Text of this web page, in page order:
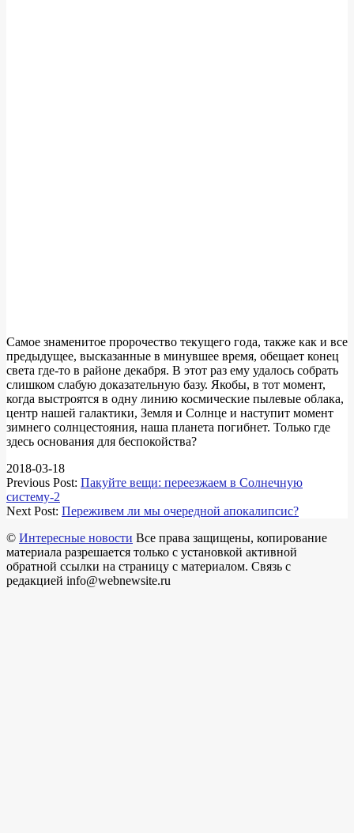
Самое знаменитое пророчество текущего года, также как и все
предыдущее, высказанные в минувшее время, обещает конец
света где-то в районе декабря. В этот раз ему удалось собрать
слишком слабую доказательную базу. Якобы, в тот момент,
когда выстроятся в одну линию космические пылевые облака,
центр нашей галактики, Земля и Солнце и наступит момент
зимнего солнцестояния, наша планета погибнет. Только где
здесь основания для беспокойства?
2018-03-18
Previous Post: Пакуйте вещи: переезжаем в Cолнечную
систему-2
Next Post: Переживем ли мы очередной апокалипсис?
© Интересные новости Все права защищены, копирование
материала разрешается только с установкой активной
обратной ссылки на страницу с материалом. Связь с
редакцией info@webnewsite.ru